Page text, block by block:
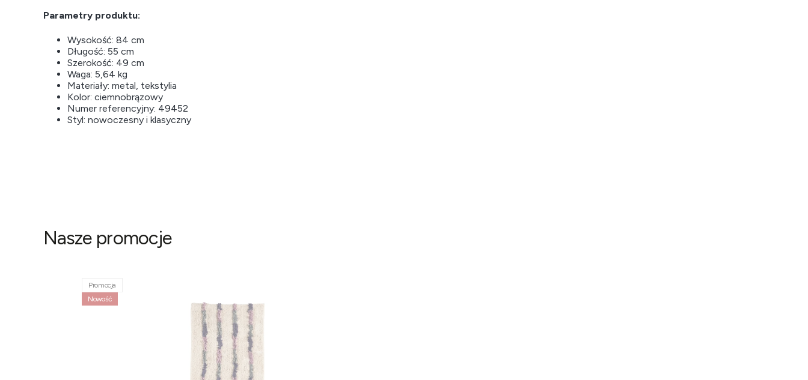
Parametry produktu:
Wysokość: 84 cm
Długość: 55 cm
Szerokość: 49 cm
Waga: 5,64 kg
Materiały: metal, tekstylia
Kolor: ciemnobrązowy
Numer referencyjny: 49452
Styl: nowoczesny i klasyczny
Nasze promocje
Promocja
Nowość